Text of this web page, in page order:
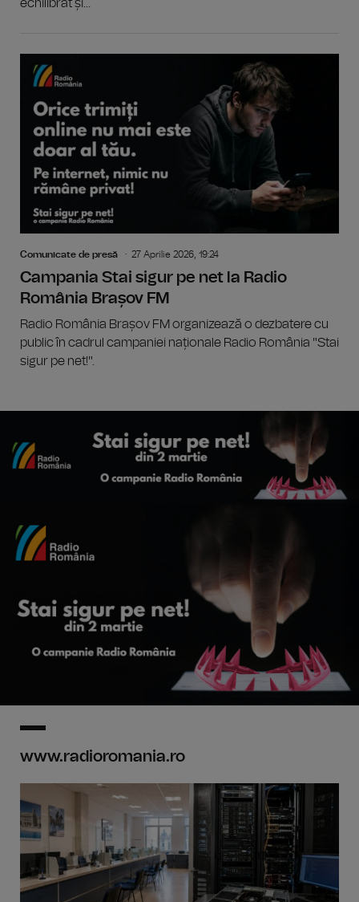
echilibrat și...
Comunicate de presă 27 Aprilie 2026, 19:24
Campania Stai sigur pe net la Radio
România Brașov FM
Radio România Brașov FM organizează o dezbatere cu
public în cadrul campaniei naționale Radio România "Stai
sigur pe net!".
www.radioromania.ro